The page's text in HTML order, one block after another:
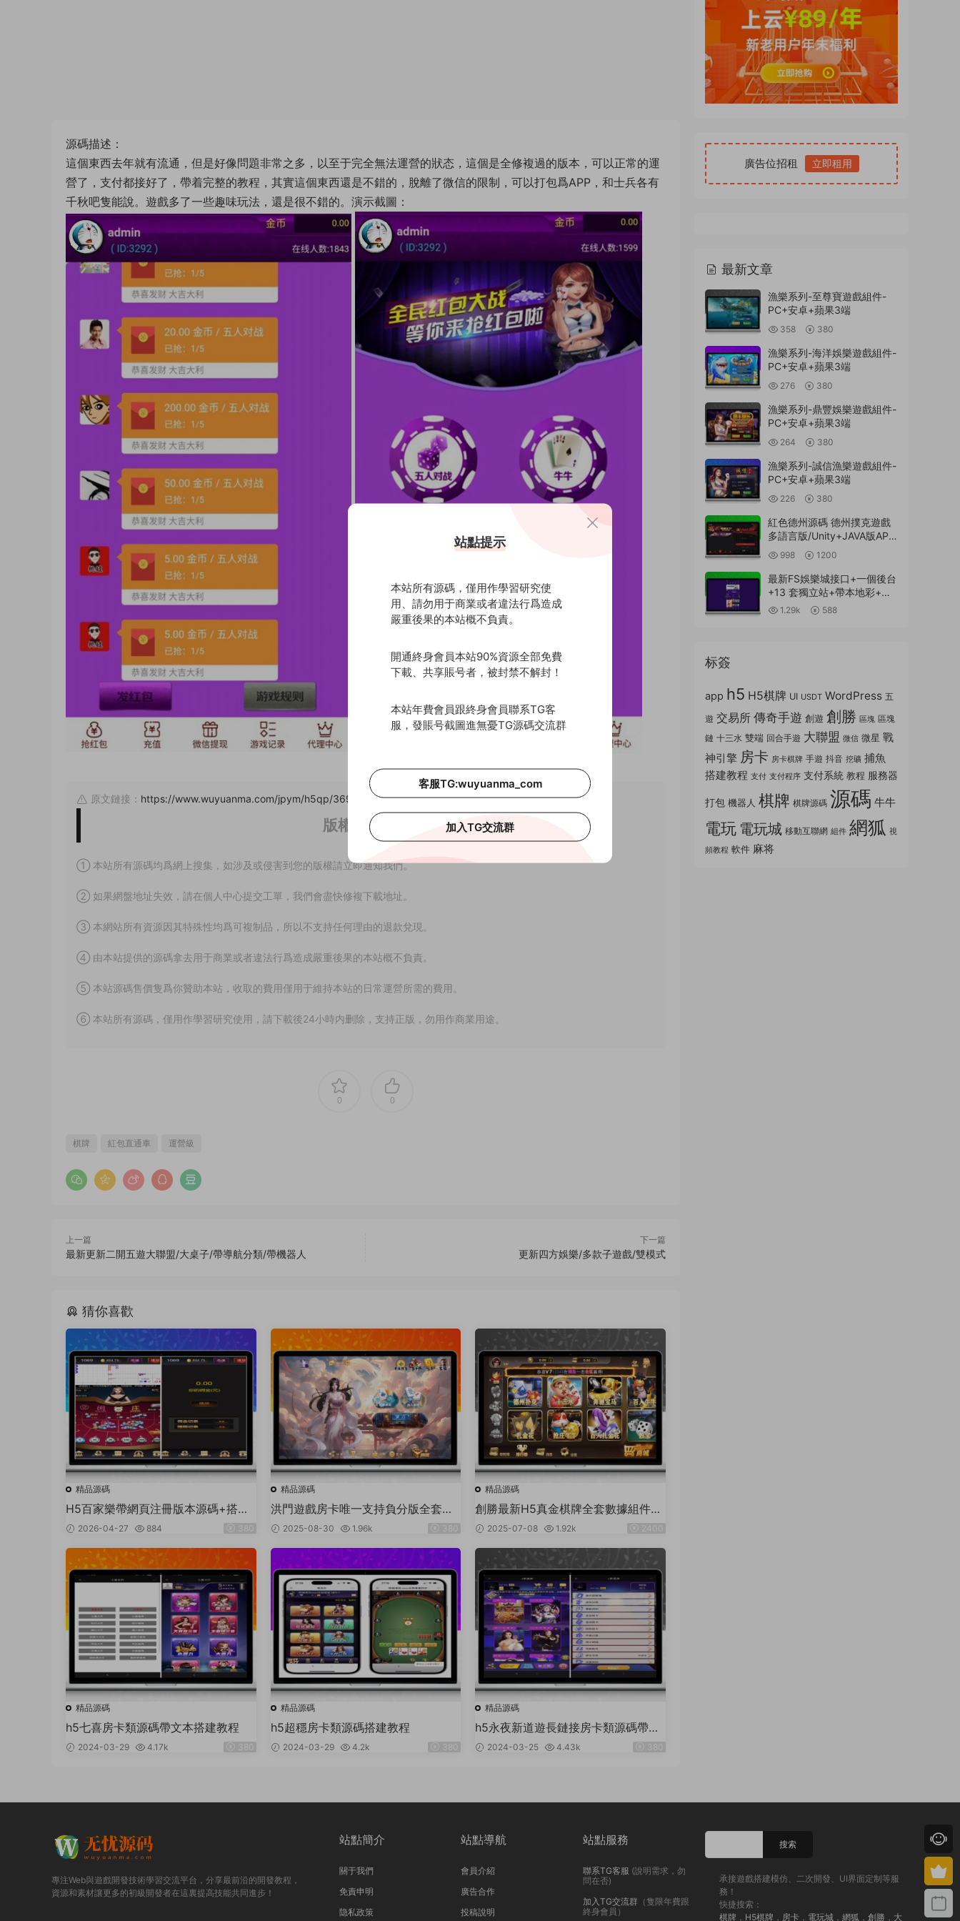
源碼描述：
這個東西去年就有流通，但是好像問題非常之多，以至于完全無法運營的狀态，這個是全修複過的版本，可以正常的運
營了，支付都接好了，帶着完整的教程，其實這個東西還是不錯的，脫離了微信的限制，可以打包爲APP，和士兵各有
千秋吧隻能說。遊戲多了一些趣味玩法，還是很不錯的。演示截圖：
原文鏈接： https://www.wuyuanma.com/jpym/h5qp/3691.html，轉載請注明出處。
版權免責聲明
① 本站所有源碼均爲網上搜集，如涉及或侵害到您的版權請立即通知我們。
② 如果網盤地址失效，請在個人中心提交工單，我們會盡快修複下載地址。
③ 本網站所有資源因其特殊性均爲可複制品，所以不支持任何理由的退款兌現。
④ 由本站提供的源碼拿去用于商業或者違法行爲造成嚴重後果的本站概不負責。
⑤ 本站源碼售價隻爲你贊助本站，收取的費用僅用于維持本站的日常運營所需的費用。
⑥ 本站所有源碼，僅用作學習研究使用，請下載後24小時内删除，支持正版，勿用作商業用途。
0 0
棋牌 紅包直通車 運營級
上一篇
最新更新二開五遊大聯盟/大桌子/帶導航分類/帶機器人
下一篇
更新四方娛樂/多款子遊戲/雙模式
猜你喜歡
精品源碼
H5百家樂帶網頁注冊版本源碼+搭建
教程2026-04-27 884 380
精品源碼
洪門遊戲房卡唯一支持負分版全套服
務器打包H5版
2025-08-30 1.96k 380
精品源碼
創勝最新H5真金棋牌全套數據組件
+視頻搭建教程
2025-07-08 1.92k 2400
精品源碼
h5七喜房卡類源碼帶文本搭建教程
2024-03-29 4.17k 380
精品源碼
h5超穩房卡類源碼搭建教程
2024-03-29 4.2k 380
精品源碼
h5永夜新道遊長鏈接房卡類源碼帶文
本搭建教程
2024-03-25 4.43k 380
廣告位招租 立即租用
最新文章
漁樂系列-至尊寶遊戲組件-
PC+安卓+蘋果3端
358 380
漁樂系列-海洋娛樂遊戲組件-
PC+安卓+蘋果3端
276 380
漁樂系列-鼎豐娛樂遊戲組件-
PC+安卓+蘋果3端
264 380
漁樂系列-誠信漁樂遊戲組件-
PC+安卓+蘋果3端
226 380
紅色德州源碼 德州撲克遊戲
多語言版/Unity+JAVA版APP
雙端源碼/中英繁三語言+帶
控+帶彩池持倉/完美運行
998 1200
最新FS娛樂城接口+一個後台
+13 套獨立站+帶本地彩+一
鍵搭建腳本
1.29k 588
标簽
app h5 H5棋牌 UI USDT WordPress 五
遊 交易所 傳奇手遊 創遊 創勝 區塊 區塊
鏈 十三水 雙端 回合手遊 大聯盟 微信 微星 戰
神引擎 房卡 房卡棋牌 手遊 抖音 挖礦 捕魚
搭建教程 支付 支付程序 支付系統 教程 服務器
打包 機器人 棋牌 棋牌源碼 源碼 牛牛
電玩 電玩城 移動互聯網 組件 網狐 視
頻教程 軟件 麻将
專注Web與遊戲開發技術學習交流平台，分享最前沿的開發教程，
資源和素材讓更多的初級開發者在這裏提高技能共同進步！
站點簡介
關于我們
免責申明
隐私政策
站點導航
會員介紹
廣告合作
投稿說明
站點服務
聯系TG客服 (說明需求，勿
問在否)
加入TG交流群 （隻限年費跟
終身會員）
承接遊戲搭建模仿、二次開發、UI界面定制等服
務！
快捷搜索：
棋牌， H5棋牌， 房卡， 電玩城 網狐 創勝 大
站點提示
本站所有源碼，僅用作學習研究使
用、請勿用于商業或者違法行爲造成
嚴重後果的本站概不負責。
開通終身會員本站90%資源全部免費
下載、共享賬号者，被封禁不解封！
本站年費會員跟終身會員聯系TG客
服，發賬号截圖進無憂TG源碼交流群
客服TG:wuyuanma_com
加入TG交流群